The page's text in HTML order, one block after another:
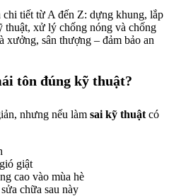
tiết từ A đến Z: dựng khung, lắp
thuật, xử lý chống nóng và chống
xưởng, sân thượng – đảm bảo an
tôn đúng kỹ thuật?
nhưng nếu làm sai kỹ thuật có
giật
cao vào mùa hè
chữa sau này